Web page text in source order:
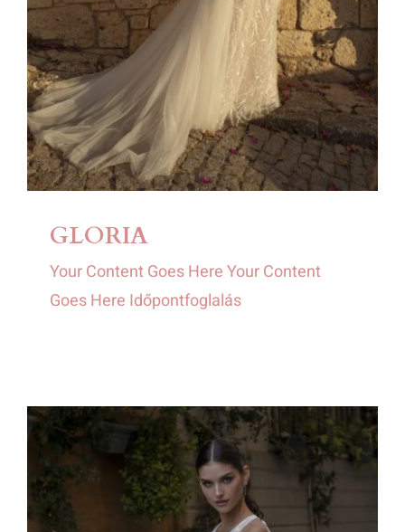
GLORIA
Your Content Goes Here Your Content
Goes Here Időpontfoglalás